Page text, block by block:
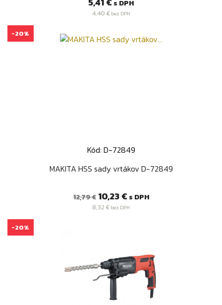
s DPH
4,40 €bez DPH
Kód: D-72849
MAKITA HSS sady vrtákov D-72849
Bežná
cena
12,79 € Cena
10,23 € s DPH
8,32 € bez DPH
-20%
-20%